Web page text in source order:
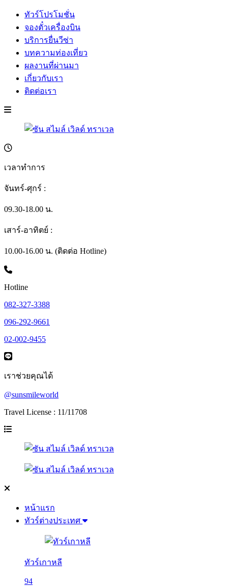
ทัวร์โปรโมชั่น
จองตั๋วเครื่องบิน
บริการยื่นวีซ่า
บทความท่องเที่ยว
ผลงานที่ผ่านมา
เกี่ยวกับเรา
ติดต่อเรา
เวลาทำการ
จันทร์-ศุกร์ :
09.30-18.00 น.
เสาร์-อาทิตย์ :
10.00-16.00 น. (ติดต่อ Hotline)
Hotline
082-327-3388
096-292-9661
02-002-9455
เราช่วยคุณได้
@sunsmileworld
Travel License : 11/11708
หน้าแรก
ทัวร์ต่างประเทศ
ทัวร์เกาหลี
94